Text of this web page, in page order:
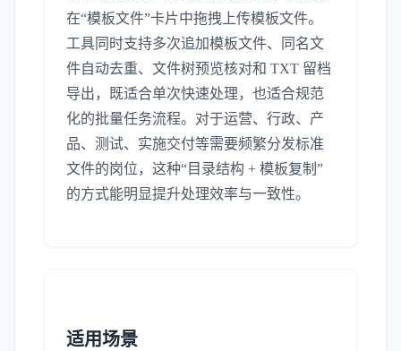
在“模板文件”卡片中拖拽上传模板文件。
工具同时支持多次追加模板文件、同名文
件自动去重、文件树预览核对和 TXT 留档
导出，既适合单次快速处理，也适合规范
化的批量任务流程。对于运营、行政、产
品、测试、实施交付等需要频繁分发标准
文件的岗位，这种“目录结构 + 模板复制”
的方式能明显提升处理效率与一致性。
适用场景